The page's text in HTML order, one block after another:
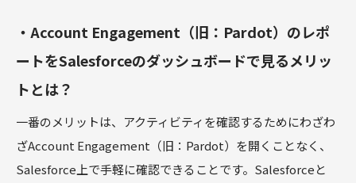
・Account Engagement（旧：Pardot）のレポ
ートをSalesforceのダッシュボードで見るメリッ
トとは？
一番のメリットは、アクティビティを確認するためにわざわ
ざAccount Engagement（旧：Pardot）を開くことなく、
Salesforce上で手軽に確認できることです。Salesforceと